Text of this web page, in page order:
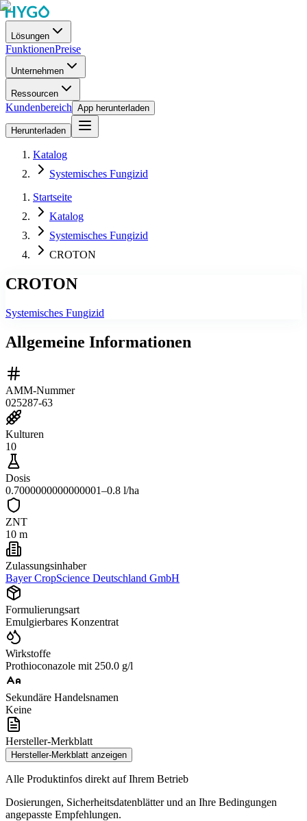
Lösungen
FunktionenPreise
Unternehmen
Ressourcen
Kundenbereich App herunterladen
Herunterladen
Katalog
Systemisches Fungizid
Startseite
Katalog
Systemisches Fungizid
CROTON
CROTON
Systemisches Fungizid
Allgemeine Informationen
AMM-Nummer
025287-63
Kulturen
10
Dosis
0.7000000000000001–0.8 l/ha
ZNT
10 m
Zulassungsinhaber
Bayer CropScience Deutschland GmbH
Formulierungsart
Emulgierbares Konzentrat
Wirkstoffe
Prothioconazole mit 250.0 g/l
Sekundäre Handelsnamen
Keine
Hersteller-Merkblatt
Hersteller-Merkblatt anzeigen
Alle Produktinfos direkt auf Ihrem Betrieb
Dosierungen, Sicherheitsdatenblätter und an Ihre Bedingungen
angepasste Empfehlungen.